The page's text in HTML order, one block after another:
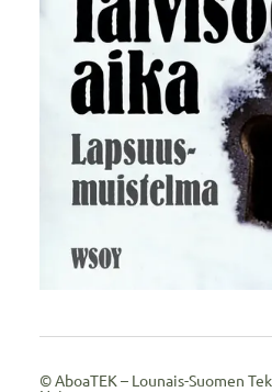
©AboaTEK – Lounais-Suomen